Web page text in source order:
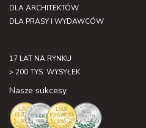
DLA ARCHITEKTÓW
DLA PRASY I WYDAWCÓW
17 LAT NA RYNKU
> 200 TYS. WYSYŁEK
Nasze sukcesy